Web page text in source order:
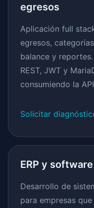
egresos
Aplicación full
egresos,
balance y
REST, JWT y
consumiendo la
Solicitar
ERP y
Desarrollo de
para empresas